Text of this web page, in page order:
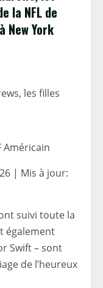
la NFL de
New York
Américain
| Mis à jour:
suivi toute la
également
Swift – sont
de l’heureux